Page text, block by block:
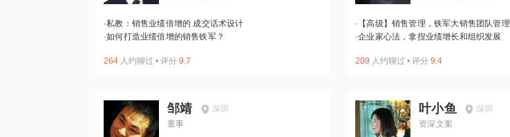
·私教：销售业绩倍增的 成交话术设计
·如何打造业绩倍增的销售铁军？
264 人约聊过 • 评分 9.7
· 【高级】销售管理，铁军大销售团队管理
·企业家心法，拿捏业绩增长和组织发展
209 人约聊过 • 评分 9.4
邹靖
深圳
董事
叶小鱼
深圳
资深文案